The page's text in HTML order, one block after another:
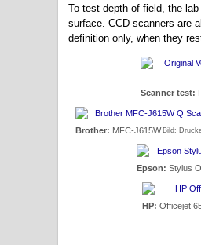
To test depth of field, the
surface. CCD-scanners are
definition only, when they
Scanner test:
Brother: MFC-J615W. Bild:
Epson: Stylus
HP: Officejet